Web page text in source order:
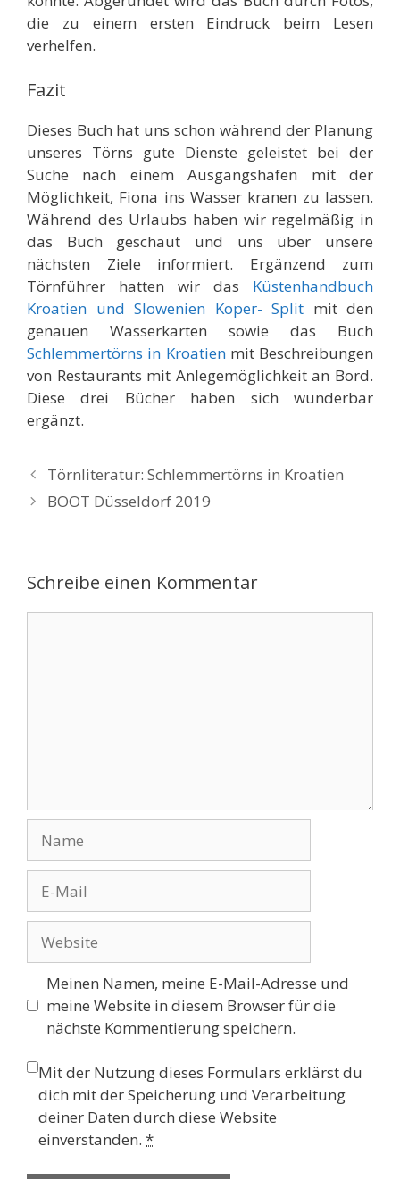
die zu einem ersten Eindruck beim Lesen
verhelfen.
Fazit
Dieses Buch hat uns schon während der Planung
unseres Törns gute Dienste geleistet bei der
Suche nach einem Ausgangshafen mit der
Möglichkeit, Fiona ins Wasser kranen zu lassen.
Während des Urlaubs haben wir regelmäßig in
das Buch geschaut und uns über unsere
nächsten Ziele informiert. Ergänzend zum
Törnführer hatten wir das Küstenhandbuch
Kroatien und Slowenien Koper- Split mit den
genauen Wasserkarten sowie das Buch
Schlemmertörns in Kroatienmit Beschreibungen
von Restaurants mit Anlegemöglichkeit an Bord.
Diese drei Bücher haben sich wunderbar
ergänzt.
Törnliteratur: Schlemmertörns in Kroatien
BOOT Düsseldorf 2019
Schreibe einen Kommentar
Mail
Meinen Namen, meine E-Mail-Adresse und
meine Website in diesem Browser für die
nächste Kommentierung speichern.
Mit der Nutzung dieses Formulars erklärst du
dich mit der Speicherung und Verarbeitung
deiner Daten durch diese Website
einverstanden. *